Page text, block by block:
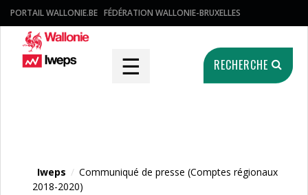
PORTAIL WALLONIE.BE FÉDÉRATION WALLONIE-BRUXELLES
☰ RECHERCHE
Iweps / Communiqué de presse (Comptes régionaux
2018-2020)